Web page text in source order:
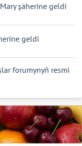
şäherine geldi
geldi
forumynyň resmi